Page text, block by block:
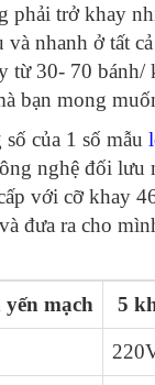
phải trở khay
nhanh ở tất
từ 30- 70 bánh/
bạn mong
của 1 số mẫu
nghệ đối lưu
với cỡ khay
đưa ra cho
mạch 5